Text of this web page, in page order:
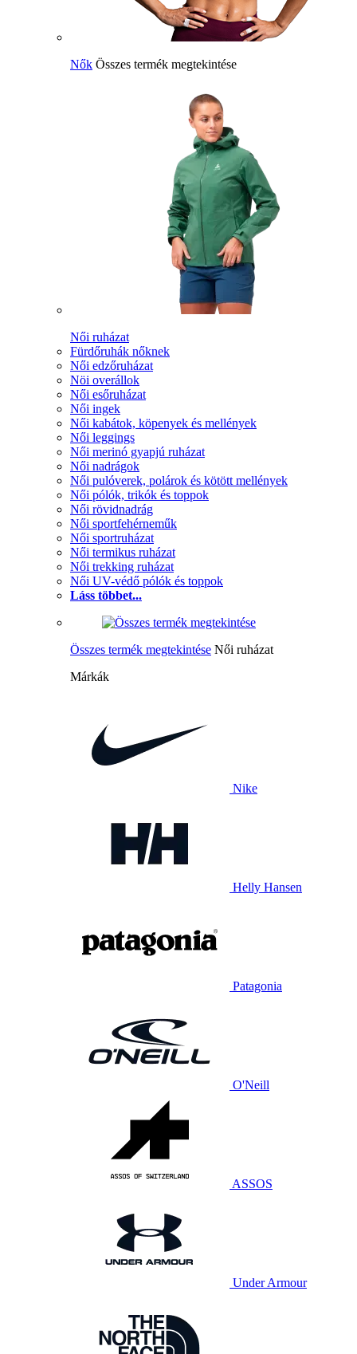
Nők Összes termék megtekintése
Női ruházat
Fürdőruhák nőknek
Női edzőruházat
Nöi overállok
Női esőruházat
Női ingek
Női kabátok, köpenyek és mellények
Női leggings
Női merinó gyapjú ruházat
Női nadrágok
Női pulóverek, polárok és kötött mellények
Női pólók, trikók és toppok
Női rövidnadrág
Női sportfehérneműk
Női sportruházat
Női termikus ruházat
Női trekking ruházat
Női UV-védő pólók és toppok
Láss többet...
Összes termék megtekintése Női ruházat
Márkák
Nike
Helly Hansen
Patagonia
O'Neill
ASSOS
Under Armour